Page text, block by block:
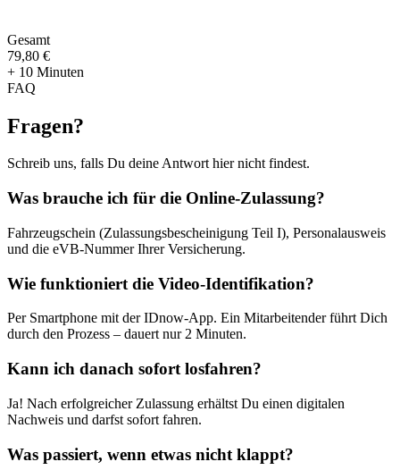
Gesamt
79,80 €
+ 10 Minuten
FAQ
Fragen?
Schreib uns, falls Du deine Antwort hier nicht findest.
Was brauche ich für die Online-Zulassung?
Fahrzeugschein (Zulassungsbescheinigung Teil I), Personalausweis
und die eVB-Nummer Ihrer Versicherung.
Wie funktioniert die Video-Identifikation?
Per Smartphone mit der IDnow-App. Ein Mitarbeitender führt Dich
durch den Prozess – dauert nur 2 Minuten.
Kann ich danach sofort losfahren?
Ja! Nach erfolgreicher Zulassung erhältst Du einen digitalen
Nachweis und darfst sofort fahren.
Was passiert, wenn etwas nicht klappt?